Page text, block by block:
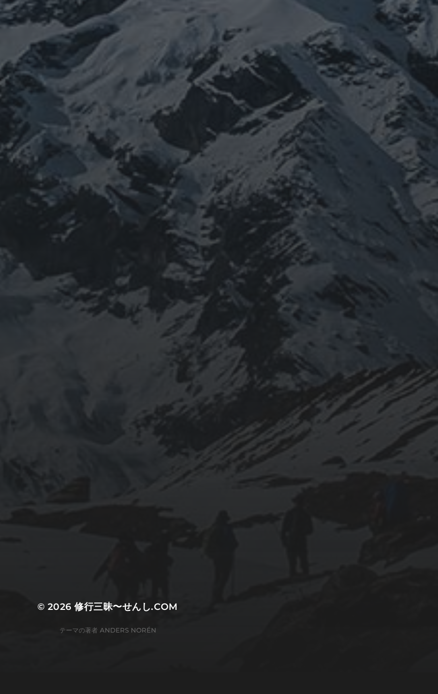
年から2016年にかけて福島通ったりチェルノブイリ訪ねたり、ネパール訪ねたり。沢山ご縁があ
ご縁で神仏習合の山岳信仰に行き着く。
たらご相談ください。お家に眠っている法螺貝もお引き取りしてご供養させていただきます。
お気軽にご連絡ください。
© 2026修行三昧〜せんし.COM
テーマの著者 ANDERS NORÉN